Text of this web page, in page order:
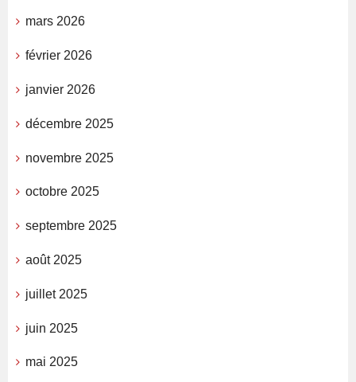
mars 2026
février 2026
janvier 2026
décembre 2025
novembre 2025
octobre 2025
septembre 2025
août 2025
juillet 2025
juin 2025
mai 2025